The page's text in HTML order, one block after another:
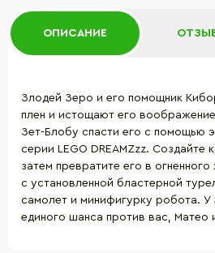
ОПИСАНИЕ
Злодей Зеро и его помощник
плен и истощают его
Зет-Блобу спасти его с помощью
серии LEGO DREAMZzz. Создайте
затем превратите его в
с установленной бластерной
самолет и минифигурку робота. У
единого шанса против вас, Матео